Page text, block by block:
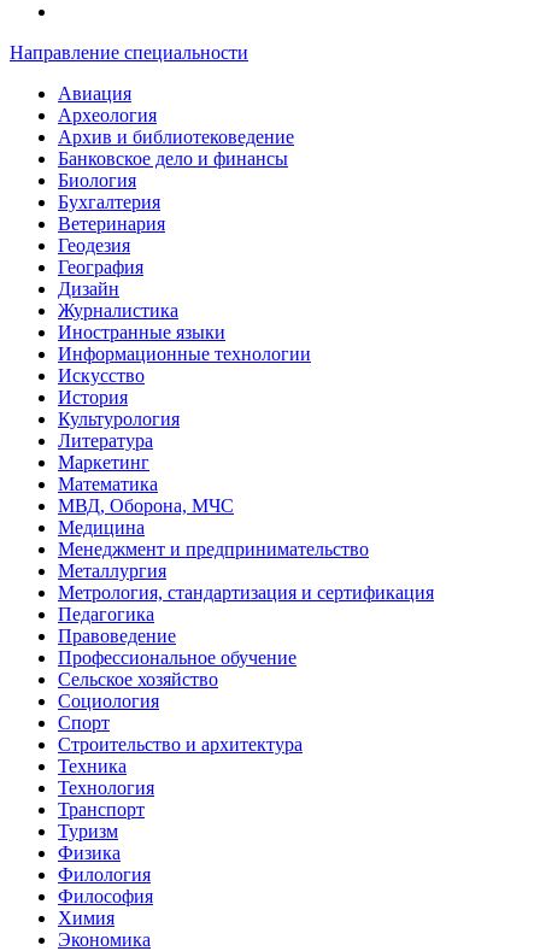
Направление специальности
Авиация
Археология
Архив и библиотековедение
Банковское дело и финансы
Биология
Бухгалтерия
Ветеринария
Геодезия
География
Дизайн
Журналистика
Иностранные языки
Информационные технологии
Искусство
История
Культурология
Литература
Маркетинг
Математика
МВД, Оборона, МЧС
Медицина
Менеджмент и предпринимательство
Металлургия
Метрология, стандартизация и сертификация
Педагогика
Правоведение
Профессиональное обучение
Сельское хозяйство
Социология
Спорт
Строительство и архитектура
Техника
Технология
Транспорт
Туризм
Физика
Филология
Философия
Химия
Экономика